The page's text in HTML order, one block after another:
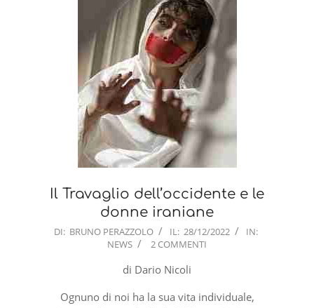
Il Travaglio dell’occidente e le
donne iraniane
2022-
DI: BRUNO PERAZZOLO IL: 28/12/2022
IN:
NEWS
2 COMMENTI
di Dario Nicoli
Ognuno di noi ha la sua vita individuale,